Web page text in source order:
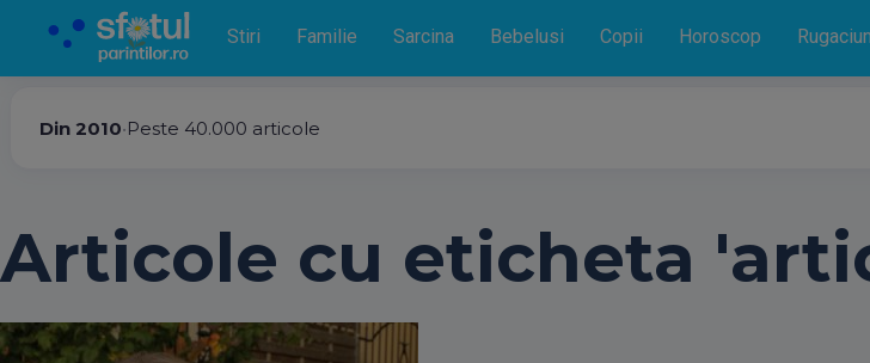
Stiri Familie Sarcina Bebelusi Copii Horoscop
Din 2010•Peste 40.000 articole
Articole cu eticheta